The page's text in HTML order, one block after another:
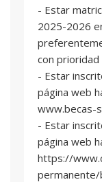
- Estar
2025-2026
con prioridad
- Estar
página web
www.becas-
- Estar
página web
https://
permanente/